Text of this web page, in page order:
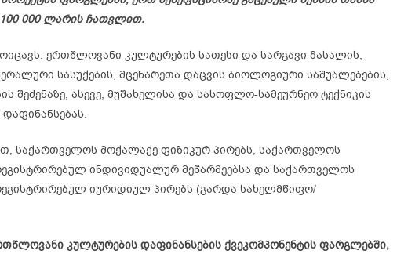
000 ლარის ჩათვლით.
ერთწლოვანი კულტურების სათესი და სარგავი მასალის,
სასუქების, მცენარეთა დაცვის ბიოლოგიური საშუალებების,
შეძენაზე, ასევე, მუშახელისა და სასოფლო-სამეურნეო ტექნიკის
საქართველოს მოქალაქე ფიზიკურ პირებს, საქართველოს
ინდივიდუალურ მეწარმეებსა და საქართველოს
იურიდიულ პირებს (გარდა სახელმწიფო/
კულტურების დაფინანსების ქვეკომპონენტის ფარგლებში,